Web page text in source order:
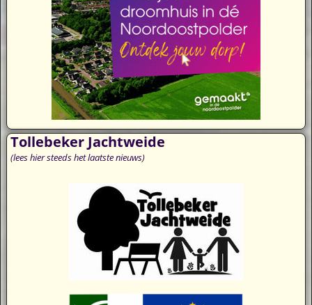
Tollebeker Jachtweide
(lees hier steeds het laatste nieuws)